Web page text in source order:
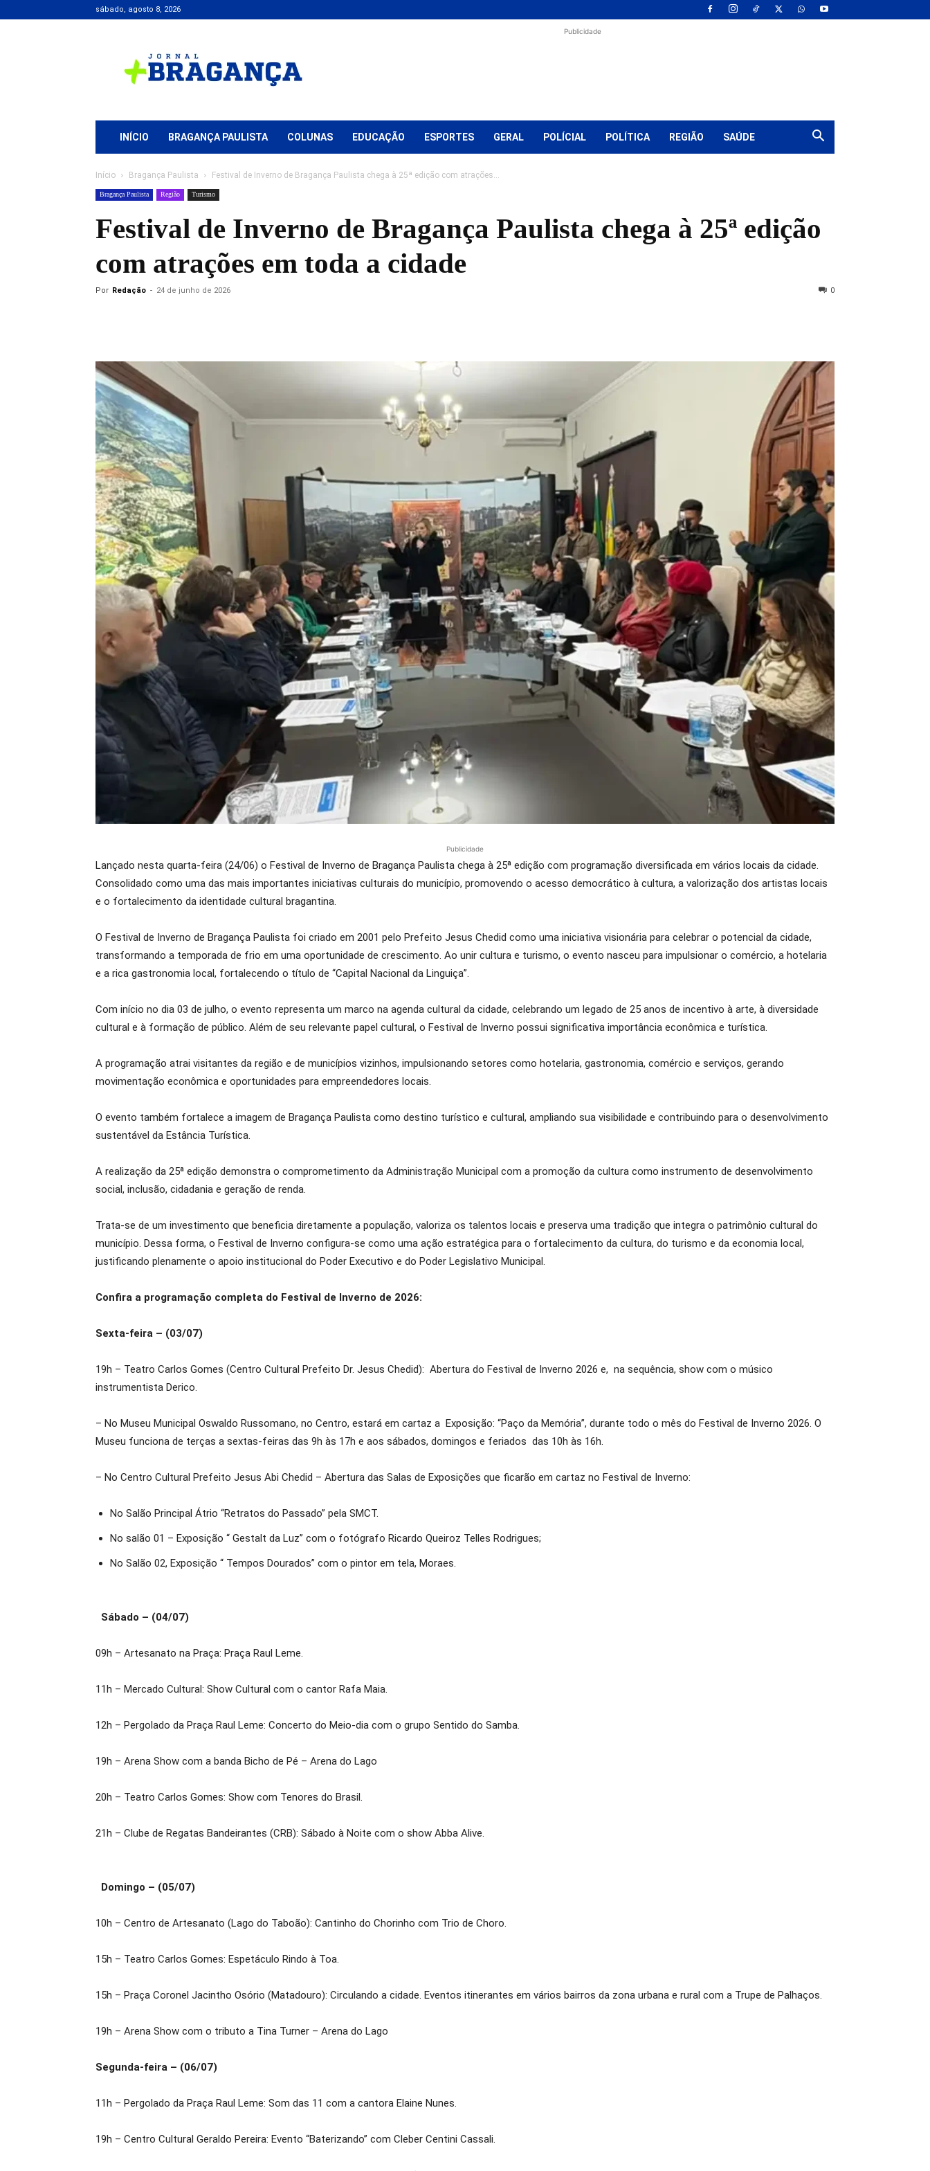
sábado, agosto 8, 2026
+
Bragança
Publicidade
INÍCIO BRAGANÇA PAULISTA COLUNAS EDUCAÇÃO ESPORTES GERAL POLÍCIAL POLÍTICA REGIÃO SAÚDE
Início Bragança Paulista Festival de Inverno de Bragança Paulista chega à 25ª edição com atrações...
Bragança Paulista Região Turismo
Festival de Inverno de Bragança Paulista chega à 25ª edição
com atrações em toda a cidade
Por Redação - 24 de junho de 2026 0
Publicidade
Lançado nesta quarta-feira (24/06) o Festival de Inverno de Bragança Paulista chega à 25ª edição com programação diversificada em vários locais da cidade.
Consolidado como uma das mais importantes iniciativas culturais do município, promovendo o acesso democrático à cultura, a valorização dos artistas locais
e o fortalecimento da identidade cultural bragantina.
O Festival de Inverno de Bragança Paulista foi criado em 2001 pelo Prefeito Jesus Chedid como uma iniciativa visionária para celebrar o potencial da cidade,
transformando a temporada de frio em uma oportunidade de crescimento. Ao unir cultura e turismo, o evento nasceu para impulsionar o comércio, a hotelaria
e a rica gastronomia local, fortalecendo o título de “Capital Nacional da Linguiça”.
Com início no dia 03 de julho, o evento representa um marco na agenda cultural da cidade, celebrando um legado de 25 anos de incentivo à arte, à diversidade
cultural e à formação de público. Além de seu relevante papel cultural, o Festival de Inverno possui significativa importância econômica e turística.
A programação atrai visitantes da região e de municípios vizinhos, impulsionando setores como hotelaria, gastronomia, comércio e serviços, gerando
movimentação econômica e oportunidades para empreendedores locais.
O evento também fortalece a imagem de Bragança Paulista como destino turístico e cultural, ampliando sua visibilidade e contribuindo para o desenvolvimento
sustentável da Estância Turística.
A realização da 25ª edição demonstra o comprometimento da Administração Municipal com a promoção da cultura como instrumento de desenvolvimento
social, inclusão, cidadania e geração de renda.
Trata-se de um investimento que beneficia diretamente a população, valoriza os talentos locais e preserva uma tradição que integra o patrimônio cultural do
município. Dessa forma, o Festival de Inverno configura-se como uma ação estratégica para o fortalecimento da cultura, do turismo e da economia local,
justificando plenamente o apoio institucional do Poder Executivo e do Poder Legislativo Municipal.
Confira a programação completa do Festival de Inverno de 2026:
Sexta-feira – (03/07)
19h – Teatro Carlos Gomes (Centro Cultural Prefeito Dr. Jesus Chedid): Abertura do Festival de Inverno 2026 e, na sequência, show com o músico
instrumentista Derico.
– No Museu Municipal Oswaldo Russomano, no Centro, estará em cartaz a Exposição: “Paço da Memória”, durante todo o mês do Festival de Inverno 2026. O
Museu funciona de terças a sextas-feiras das 9h às 17h e aos sábados, domingos e feriados das 10h às 16h.
– No Centro Cultural Prefeito Jesus Abi Chedid – Abertura das Salas de Exposições que ficarão em cartaz no Festival de Inverno:
No Salão Principal Átrio “Retratos do Passado” pela SMCT.
No salão 01 – Exposição “ Gestalt da Luz” com o fotógrafo Ricardo Queiroz Telles Rodrigues;
No Salão 02, Exposição “ Tempos Dourados” com o pintor em tela, Moraes.
Sábado – (04/07)
09h – Artesanato na Praça: Praça Raul Leme.
11h – Mercado Cultural: Show Cultural com o cantor Rafa Maia.
12h – Pergolado da Praça Raul Leme: Concerto do Meio-dia com o grupo Sentido do Samba.
19h – Arena Show com a banda Bicho de Pé – Arena do Lago
20h – Teatro Carlos Gomes: Show com Tenores do Brasil.
21h – Clube de Regatas Bandeirantes (CRB): Sábado à Noite com o show Abba Alive.
Domingo – (05/07)
10h – Centro de Artesanato (Lago do Taboão): Cantinho do Chorinho com Trio de Choro.
15h – Teatro Carlos Gomes: Espetáculo Rindo à Toa.
15h – Praça Coronel Jacintho Osório (Matadouro): Circulando a cidade. Eventos itinerantes em vários bairros da zona urbana e rural com a Trupe de Palhaços.
19h – Arena Show com o tributo a Tina Turner – Arena do Lago
Segunda-feira – (06/07)
11h – Pergolado da Praça Raul Leme: Som das 11 com a cantora Elaine Nunes.
19h – Centro Cultural Geraldo Pereira: Evento “Baterizando” com Cleber Centini Cassali.